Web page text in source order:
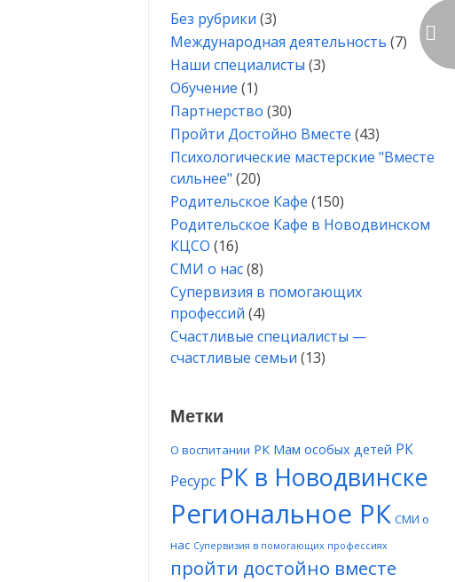
Без рубрики (3)
Международная деятельность (7)
Наши специалисты (3)
Обучение (1)
Партнерство (30)
Пройти Достойно Вместе (43)
Психологические мастерские "Вместе
сильнее" (20)
Родительское Кафе (150)
Родительское Кафе в Новодвинском
КЦСО (16)
СМИ о нас(8)
Супервизия в помогающих
профессий (4)
Счастливые специалисты —
счастливые семьи (13)
Метки
О воспитании РК Мам особых детей РК
Ресурс РК в Новодвинске
Региональное РК СМИ о
нас Супервизия в помогающих профессиях
пройти достойно вместе